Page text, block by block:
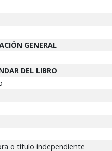
GENERAL
DEL LIBRO
o título independiente